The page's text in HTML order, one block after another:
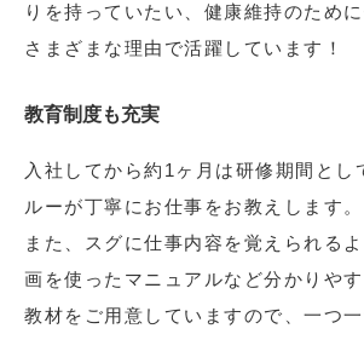
りを持っていたい、健康維持のため
さまざまな理由で活躍しています！
教育制度も充実
入社してから約1ヶ月は研修期間とし
ルーが丁寧にお仕事をお教えします。
また、スグに仕事内容を覚えられる
画を使ったマニュアルなど分かりや
教材をご用意していますので、一つ